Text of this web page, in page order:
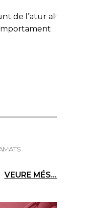
de l’atur al
VEURE MÉS...